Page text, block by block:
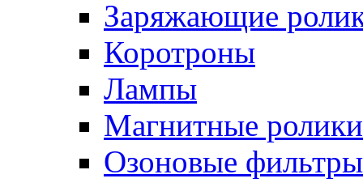
Заряжающие
Коротроны
Лампы
Магнитные ролики
Озоновые фильтры